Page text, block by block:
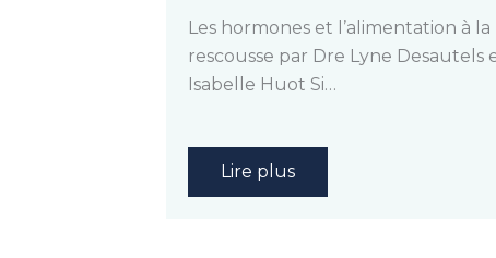
Les hormones et l’alimentation à la
rescousse par Dre Lyne Desautels
Isabelle Huot Si…
Lire plus